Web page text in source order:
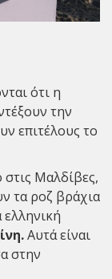
ότι η
την
επιτέλους το
Μαλδίβες,
τα ροζ βράχια
Αυτά είναι
στην